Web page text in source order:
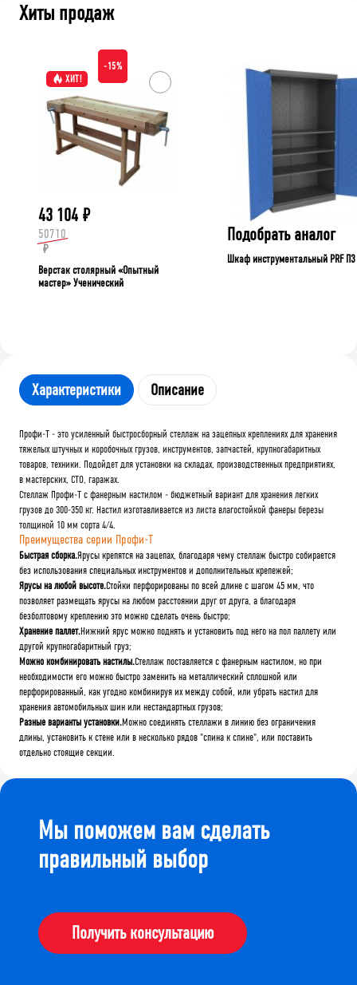
Хиты продаж
ХИТ!
-15%
43 104 ₽
50710
₽
Верстак столярный «Опытный
мастер» Ученический
Подобрать аналог
Шкаф инструментальный PRF П3
Характеристики Описание
Профи-Т - это усиленный быстросборный стеллаж на зацепных креплениях для хранения
тяжелых штучных и коробочных грузов, инструментов, запчастей, крупногабаритных
товаров, техники. Подойдет для установки на складах, производственных предприятиях,
в мастерских, СТО, гаражах.
Стеллаж Профи-Т с фанерным настилом - бюджетный вариант для хранения легких
грузов до 300-350 кг. Настил изготавливается из листа влагостойкой фанеры березы
толщиной 10 мм сорта 4/4.
Преимущества серии Профи-Т
Быстрая сборка.Ярусы крепятся на зацепах, благодаря чему стеллаж быстро собирается
без использования специальных инструментов и дополнительных крепежей;
Ярусы на любой высоте.Стойки перфорированы по всей длине с шагом 45 мм, что
позволяет размещать ярусы на любом расстоянии друг от друга, а благодаря
безболтовому креплению это можно сделать очень быстро;
Хранение паллет.Нижний ярус можно поднять и установить под него на пол паллету или
другой крупногабаритный груз;
Можно комбинировать настилы.Стеллаж поставляется с фанерным настилом, но при
необходимости его можно быстро заменить на металлический сплошной или
перфорированный, как угодно комбинируя их между собой, или убрать настил для
хранения автомобильных шин или нестандартных грузов;
Разные варианты установки.Можно соединять стеллажи в линию без ограничения
длины, установить к стене или в несколько рядов "спина к спине", или поставить
отдельно стоящие секции.
Мы поможем вам сделать
правильный выбор
Получить консультацию